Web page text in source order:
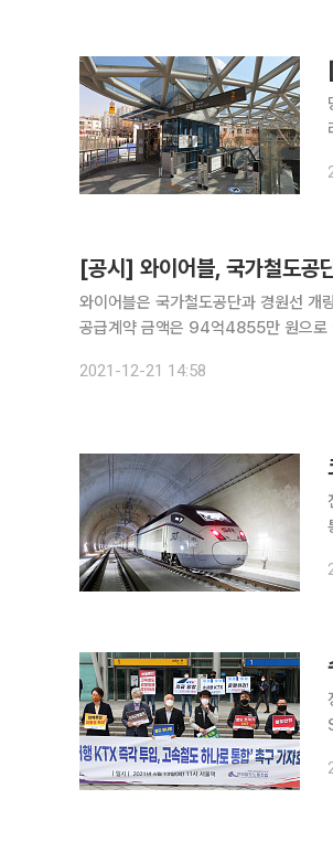
[공시] 와이어블, 국가철도공
와이어블은 국가철도공단과 경원선 개량 외 1개
공급계약 금액은 94억4855만 원으로 이는 2020년
2021-12-21 14:58